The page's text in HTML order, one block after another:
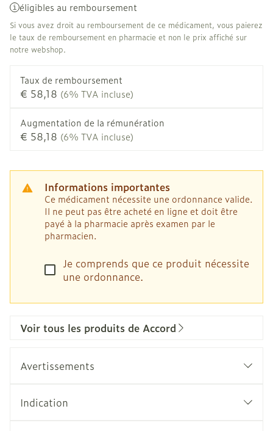
éligibles au remboursement
Si vous avez droit au remboursement de ce médicament, vous paierez
le taux de remboursement en pharmacie et non le prix affiché sur
notre webshop.
Taux de remboursement
€ 58,18 (6% TVA incluse)
Augmentation de la rémunération
€ 58,18 (6% TVA incluse)
Informations importantes
Ce médicament nécessite une ordonnance valide.
Il ne peut pas être acheté en ligne et doit être
payé à la pharmacie après examen par le
pharmacien.
Je comprends que ce produit nécessite
une ordonnance.
Voir tous les produits de Accord
Avertissements
Indication